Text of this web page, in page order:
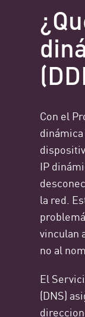
Con el
dinámica
IP
la red.
vinculan
no al
El
(DNS)